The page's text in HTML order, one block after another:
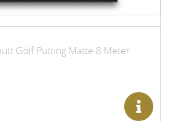
Golf Putting Matte 8 Meter